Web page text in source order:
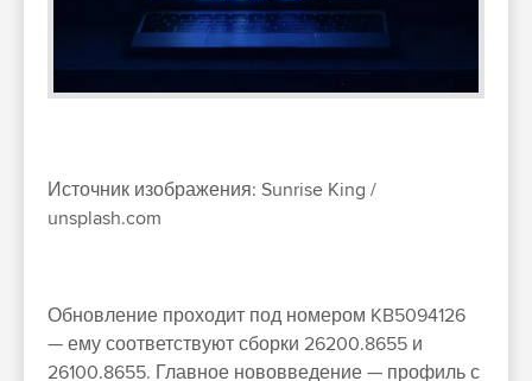
Источник изображения: Sunrise King /
unsplash.com
Обновление проходит под номером KB5094126
— ему соответствуют сборки 26200.8655 и
26100.8655. Главное нововведение — профиль с